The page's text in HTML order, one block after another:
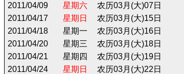
2011/04/09
星期六 农历03月(大)07日
2011/04/17
星期日 农历03月(大)15日
2011/04/18
星期一 农历03月(大)16日
2011/04/20
星期三 农历03月(大)18日
2011/04/21
星期四 农历03月(大)19日
2011/04/24
星期日 农历03月(大)22日